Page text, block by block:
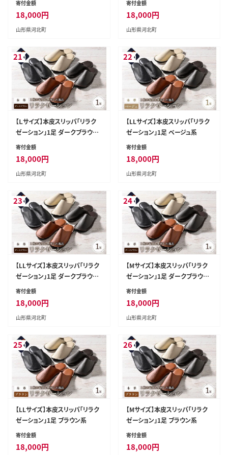
寄付金額
18,000円
山形県河北町
寄付金額
18,000円
山形県河北町
21
【Ｌサイズ】本皮スリッパ「リラク
ゼーション」1足 ダークブラウン
系
寄付金額
18,000円
山形県河北町
22
【LLサイズ】本皮スリッパ「リラク
ゼーション」1足 ベージュ系
寄付金額
18,000円
山形県河北町
23
【LLサイズ】本皮スリッパ「リラク
ゼーション」1足 ダークブラウン
系
寄付金額
18,000円
山形県河北町
24
【Mサイズ】本皮スリッパ「リラク
ゼーション」1足 ダークブラウン
系
寄付金額
18,000円
山形県河北町
25
【LLサイズ】本皮スリッパ「リラク
ゼーション」1足 ブラウン系
寄付金額
18,000円
26
【Mサイズ】本皮スリッパ「リラク
ゼーション」1足 ブラウン系
寄付金額
18,000円